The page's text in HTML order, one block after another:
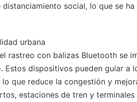
social, lo que se
urbana
rastreo con balizas Bluetooth se
Estos dispositivos pueden guiar a
que reduce la congestión y
estaciones de tren y